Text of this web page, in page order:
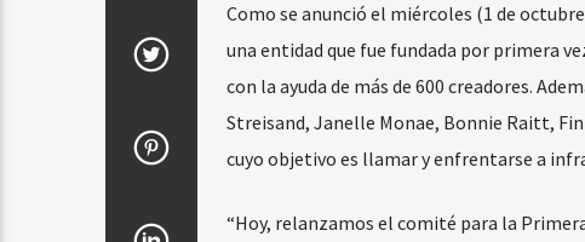
Como se anunció el miércoles (1 de
una entidad que fue fundada por primera
con la ayuda de más de 600 creadores.
Streisand, Janelle Monae, Bonnie Raitt,
cuyo objetivo es llamar y enfrentarse a
“Hoy, relanzamos el comité para la